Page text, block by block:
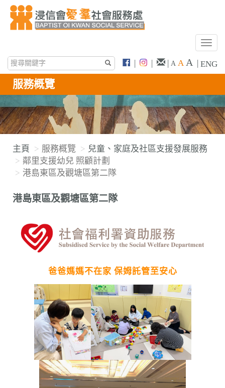
T
g
l
e
n
a
i
| | | A A A | ENG
服務概覽
主頁 服務概覽
兒童、家庭及社區支援發展服務
鄰里支援幼兒 照顧計劃
港島東區及觀塘區第二隊
港島東區及觀塘區第二隊
爸爸媽媽不在家 保姆託管至安心